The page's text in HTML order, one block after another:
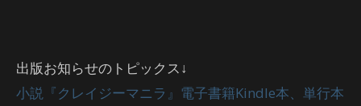
出版お知らせのトピックス↓
小説『クレイジーマニラ』電子書籍Kindle本、単行本